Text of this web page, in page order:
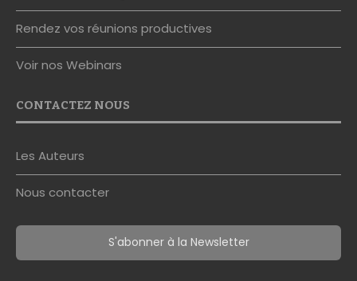
Voir nos Webinars
CONTACTEZ NOUS
Les Auteurs
S'abonner à la Newsletter
RETROUVEZ NOUS